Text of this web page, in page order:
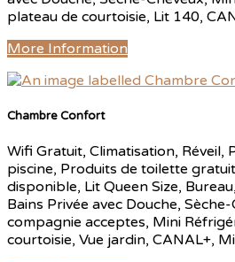
plateau de courtoisie, Lit 140,
More Information
Chambre Confort
Wifi Gratuit, Climatisation, Réveil,
piscine, Produits de toilette
disponible, Lit Queen Size,
Bains Privée avec Douche,
compagnie acceptes, Mini
courtoisie, Vue jardin, CANAL+,